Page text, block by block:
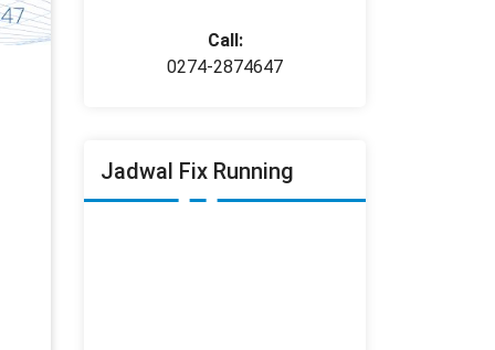
Call:
0274-2874647
Jadwal Fix Running